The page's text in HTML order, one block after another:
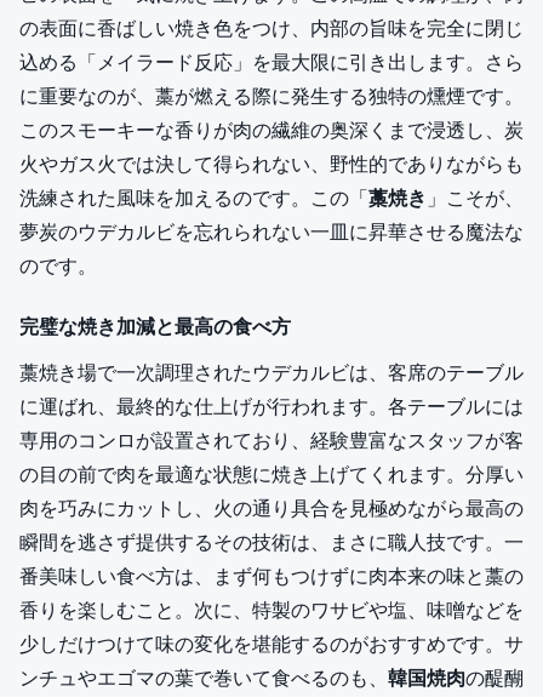
の表面に香ばしい焼き色をつけ、内部の旨味を完全に閉じ
込める「メイラード反応」を最大限に引き出します。さら
に重要なのが、藁が燃える際に発生する独特の燻煙です。
このスモーキーな香りが肉の繊維の奥深くまで浸透し、炭
火やガス火では決して得られない、野性的でありながらも
洗練された風味を加えるのです。この「藁焼き 」こそが、
夢炭のウデカルビを忘れられない一皿に昇華させる魔法な
のです。
完璧な焼き加減と最高の食べ方
藁焼き場で一次調理されたウデカルビは、客席のテーブル
に運ばれ、最終的な仕上げが行われます。各テーブルには
専用のコンロが設置されており、経験豊富なスタッフが客
の目の前で肉を最適な状態に焼き上げてくれます。分厚い
肉を巧みにカットし、火の通り具合を見極めながら最高の
瞬間を逃さず提供するその技術は、まさに職人技です。一
番美味しい食べ方は、まず何もつけずに肉本来の味と藁の
香りを楽しむこと。次に、特製のワサビや塩、味噌などを
少しだけつけて味の変化を堪能するのがおすすめです。サ
ンチュやエゴマの葉で巻いて食べるのも、 韓国焼肉の醍醐